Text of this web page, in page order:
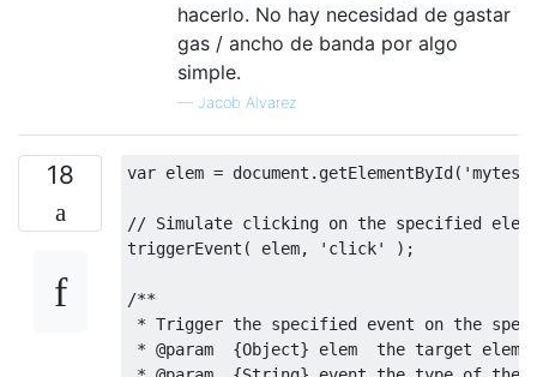
hacerlo. No hay necesidad de gastar
gas / ancho de banda por algo
simple.
— Jacob Alvarez
18 var elem = document . getElementById(
// Simulate clicking on the specified
triggerEvent ( elem, 'click' );
/**
* Trigger the specified event on the
* @param  {Object} elem  the target